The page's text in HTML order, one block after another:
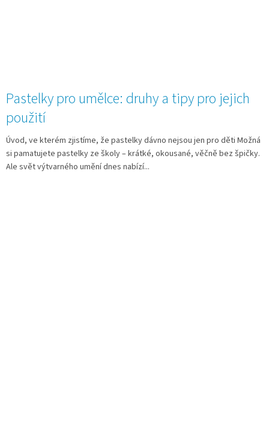
Pastelky pro umělce: druhy a tipy pro jejich
použití
Úvod, ve kterém zjistíme, že pastelky dávno nejsou jen pro děti Možná
si pamatujete pastelky ze školy – krátké, okousané, věčně bez špičky.
Ale svět výtvarného umění dnes nabízí...